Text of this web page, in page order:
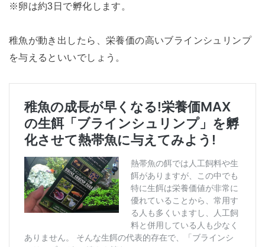
※卵は約3日で孵化します。
稚魚が動き出したら、栄養価の高いブラインシュリンプ
を与えるといいでしょう。